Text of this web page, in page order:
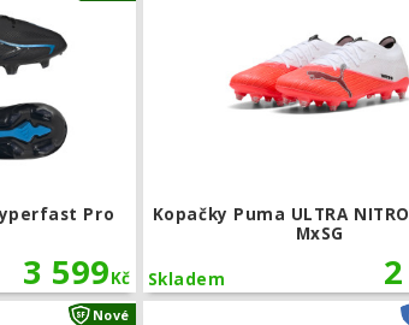
Pro
3 599Kč
Kopačky Puma ULTRA
MxSG
Skladem
9 Match FG/AGNové Kopačky Nike Phantom 6 Low